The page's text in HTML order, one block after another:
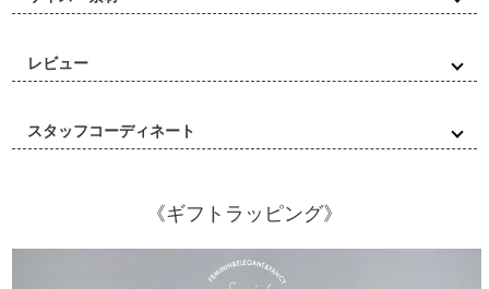
レビュー
スタッフコーディネート
《ギフトラッピング》